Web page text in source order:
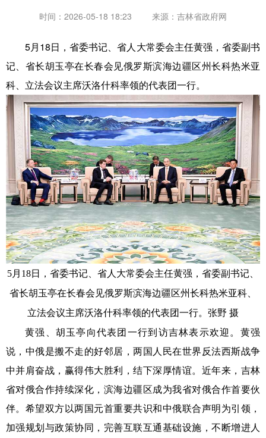
时间：2026-05-18 18:23 来源： 吉林省政府网
5月18日，省委书记、省人大常委会主任黄强，省委副书
记、省长胡玉亭在长春会见俄罗斯滨海边疆区州长科热米亚
科、立法会议主席沃洛什科率领的代表团一行。
5月18日，省委书记、省人大常委会主任黄强，省委副书记、
省长胡玉亭在长春会见俄罗斯滨海边疆区州长科热米亚科、
立法会议主席沃洛什科率领的代表团一行。张野 摄
黄强、胡玉亭向代表团一行到访吉林表示欢迎。黄强
说，中俄是搬不走的好邻居，两国人民在世界反法西斯战争
中并肩奋战，赢得伟大胜利，结下深厚情谊。近年来，吉林
省对俄合作持续深化，滨海边疆区成为我省对俄合作首要伙
伴。希望双方以两国元首重要共识和中俄联合声明为引领，
加强规划与政策协同，完善互联互通基础设施，不断增进人